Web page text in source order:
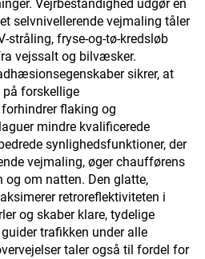
Vejrbestandighed udgør en
selvnivellerende vejmaling tåler
stråling, fryse-og-tø-kredsløb
vejssalt og bilvæsker.
sikrer, at
forskellige
flaking og
mindre kvalificerede
synlighedsfunktioner, der
vejmaling, øger chaufførens
og om natten. Den glatte,
retroreflektiviteten i
og skaber klare, tydelige
trafikken under alle
taler også til fordel for